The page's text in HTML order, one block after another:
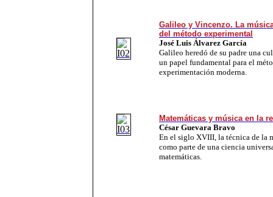
Galileo y Vincenzo. La
del método experimental
José Luis Álvarez García
Galileo heredó de su padre una
un papel fundamental para el
experimentación moderna.
Matemáticas y música en la
César Guevara Bravo
En el siglo XVIII, la técnica de la
como parte de una ciencia
matemáticas.